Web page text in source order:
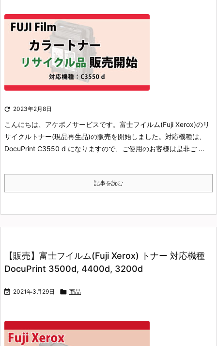
 2023年2月8日
こんにちは、アケボノサービスです。 富士フイルム(Fuji Xerox)のリ
サイクルトナー(現品再生品)の販売を開始しました。 対応機種は、
DocuPrint C3550 d になりますので、ご使用のお客様は是非ご ...
記事を読む
【販売】富士フイルム(Fuji Xerox) トナー 対応機種
DocuPrint 3500d, 4400d, 3200d
 2021年3月29日  商品